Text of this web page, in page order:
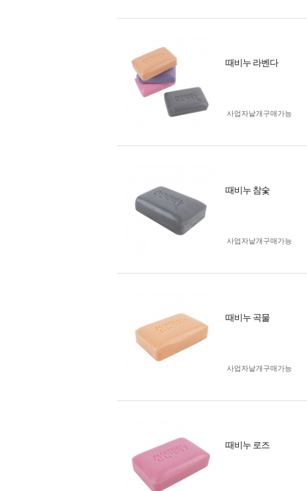
때비누 라벤다
사업자 낱개구매가능
때비누 참숯
사업자 낱개구매가능
때비누 곡물
사업자 낱개구매가능
때비누 로즈